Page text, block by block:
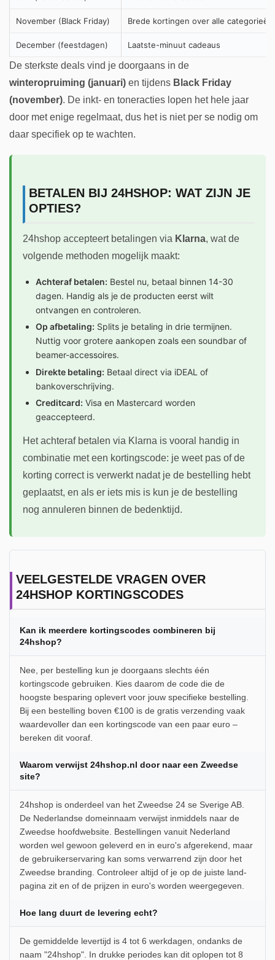
November (Black Friday) Brede kortingen over alle categorieën
December (feestdagen) Laatste-minuut cadeaus
De sterkste deals vind je doorgaans in de
winteropruiming (januari) en tijdens Black Friday
(november). De inkt- en toneracties lopen het hele jaar
door met enige regelmaat, dus het is niet per se nodig om
daar specifiek op te wachten.
BETALEN BIJ 24HSHOP: WAT ZIJN JE
OPTIES?
24hshop accepteert betalingen via Klarna, wat de
volgende methoden mogelijk maakt:
Achteraf betalen: Bestel nu, betaal binnen 14-30
dagen. Handig als je de producten eerst wilt
ontvangen en controleren.
Op afbetaling: Splits je betaling in drie termijnen.
Nuttig voor grotere aankopen zoals een soundbar of
beamer-accessoires.
Direkte betaling: Betaal direct via iDEAL of
bankoverschrijving.
Creditcard: Visa en Mastercard worden
geaccepteerd.
Het achteraf betalen via Klarna is vooral handig in
combinatie met een kortingscode: je weet pas of de
korting correct is verwerkt nadat je de bestelling hebt
geplaatst, en als er iets mis is kun je de bestelling
nog annuleren binnen de bedenktijd.
VEELGESTELDE VRAGEN OVER
24HSHOP KORTINGSCODES
Kan ik meerdere kortingscodes combineren bij
24hshop?
Nee, per bestelling kun je doorgaans slechts één
kortingscode gebruiken. Kies daarom de code die de
hoogste besparing oplevert voor jouw specifieke bestelling.
Bij een bestelling boven €100 is de gratis verzending vaak
waardevoller dan een kortingscode van een paar euro –
bereken dit vooraf.
Waarom verwijst 24hshop.nl door naar een Zweedse
site?
24hshop is onderdeel van het Zweedse 24 se Sverige AB.
De Nederlandse domeinnaam verwijst inmiddels naar de
Zweedse hoofdwebsite. Bestellingen vanuit Nederland
worden wel gewoon geleverd en in euro's afgerekend, maar
de gebruikerservaring kan soms verwarrend zijn door het
Zweedse branding. Controleer altijd of je op de juiste land-
pagina zit en of de prijzen in euro's worden weergegeven.
Hoe lang duurt de levering echt?
De gemiddelde levertijd is 4 tot 6 werkdagen, ondanks de
naam "24hshop". In drukke periodes kan dit oplopen tot 8